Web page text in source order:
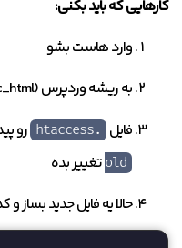
کارهایی که باید بکنی:
وارد هاست بشو
به ریشه وردپرس (public_html یا پوشه سایت) برو
فایل
.htaccess رو
old تغییر بده
حالا یه فایل جدید بساز و